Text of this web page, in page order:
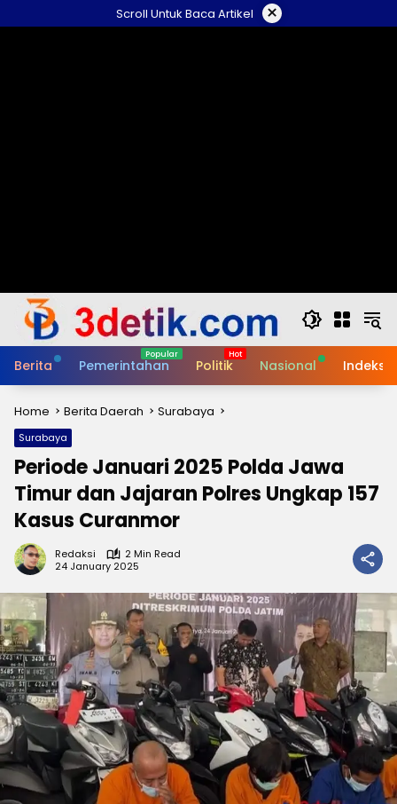
to
Scroll Untuk Baca Artikel ×
Berita Pemerintahan Politik Nasional Indeks
Home Berita Daerah Surabaya
Surabaya
Periode Januari 2025 Polda Jawa
Timur dan Jajaran Polres Ungkap 157
Kasus Curanmor
Redaksi
2 Min Read
24 January 2025